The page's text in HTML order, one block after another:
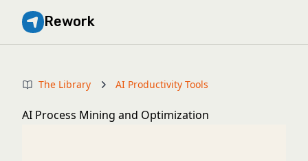
Rework
The Library AI Productivity Tools
AI Process Mining and Optimization